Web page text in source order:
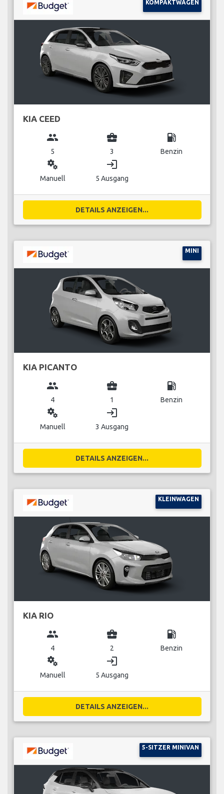
KOMPAKTWAGEN
KIA CEED
group
5
business_center
3
local_gas_station
Benzin
miscellaneous_services
Manuell
login
5 Ausgang
DETAILS ANZEIGEN...
MINI
KIA PICANTO
group
4
business_center
1
local_gas_station
Benzin
miscellaneous_services
Manuell
login
3 Ausgang
DETAILS ANZEIGEN...
KLEINWAGEN
KIA RIO
group
4
business_center
2
local_gas_station
Benzin
miscellaneous_services
Manuell
login
5 Ausgang
DETAILS ANZEIGEN...
5-SITZER MINIVAN